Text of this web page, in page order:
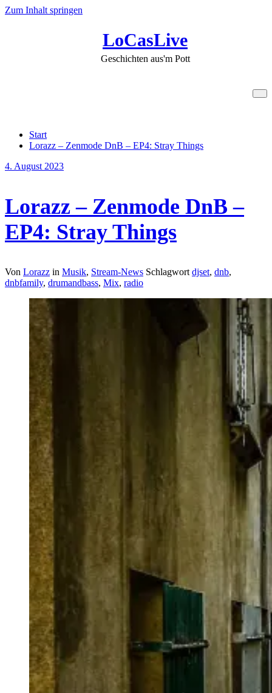
Zum Inhalt springen
LoCasLive
Geschichten aus'm Pott
Start
Lorazz – Zenmode DnB – EP4: Stray Things
4. August 2023
Lorazz – Zenmode DnB –
EP4: Stray Things
Von Lorazz in Musik, Stream-News Schlagwort djset, dnb,
dnbfamily, drumandbass, Mix, radio